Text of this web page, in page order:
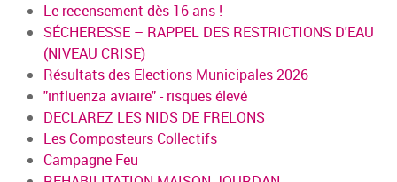
Le recensement dès 16 ans !
SÉCHERESSE – RAPPEL DES RESTRICTIONS D'EAU
(NIVEAU CRISE)
Résultats des Elections Municipales 2026
"influenza aviaire" - risques élevé
DECLAREZ LES NIDS DE FRELONS
Les Composteurs Collectifs
Campagne Feu